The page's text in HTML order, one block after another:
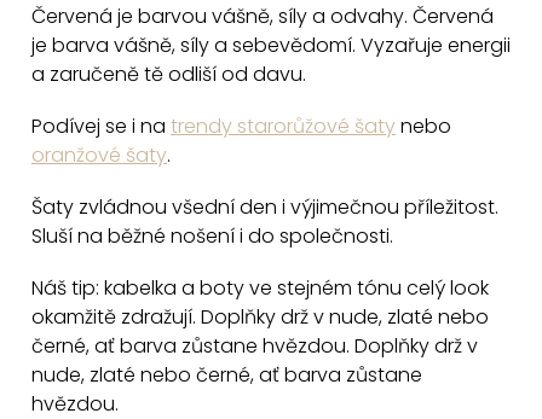
í
p
r
v
v
ý
p
i
s
u
v
á
n
Červená je barvou vášně, síly a odvahy. Červená
je barva vášně, síly a sebevědomí. Vyzařuje energii
a zaručeně tě odliší od davu.
Podívej se i na trendy starorůžové šatynebo
oranžové šaty.
Šaty zvládnou všední den i výjimečnou příležitost.
Sluší na běžné nošení i do společnosti.
Náš tip: kabelka a boty ve stejném tónu celý look
okamžitě zdražují. Doplňky drž v nude, zlaté nebo
černé, ať barva zůstane hvězdou. Doplňky drž v
nude, zlaté nebo černé, ať barva zůstane
hvězdou.